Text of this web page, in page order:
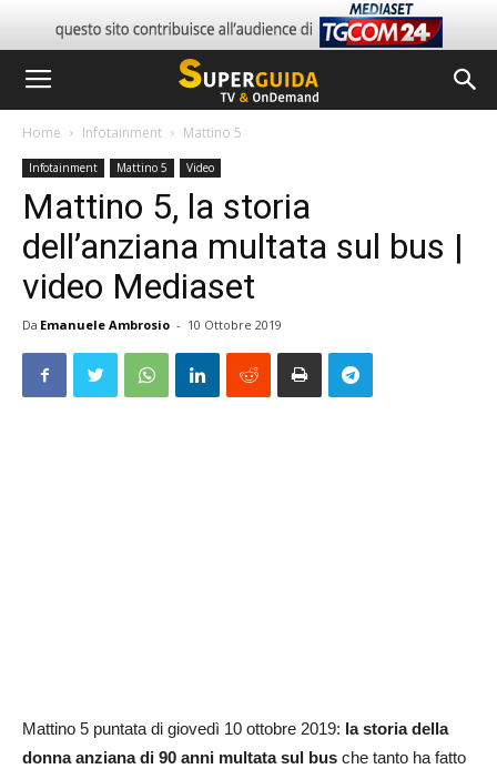
Home Infotainment Mattino 5
Infotainment Mattino 5 Video
Mattino 5, la storia
dell’anziana multata sul bus |
video Mediaset
Da Emanuele Ambrosio - 10 Ottobre 2019
Mattino 5 puntata di giovedì 10 ottobre 2019: la storia della
donna anziana di 90 anni multata sul bus che tanto ha fatto